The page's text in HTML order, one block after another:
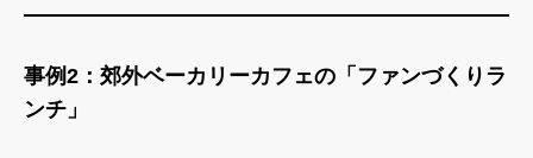
事例2：郊外ベーカリーカフェの「ファンづくりラ
ンチ」